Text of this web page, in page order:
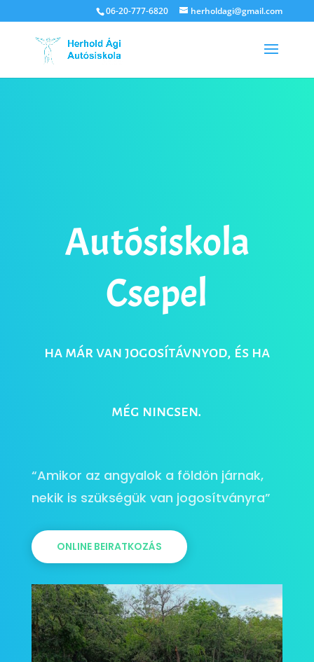
06-20-777-6820 herholdagi@gmail.com
Autósiskola
Csepel
ha már van jogosítávnyod, és ha
még nincsen.
“Amikor az angyalok a földön járnak,
nekik is szükségük van jogosítványra”
ONLINE BEIRATKOZÁS